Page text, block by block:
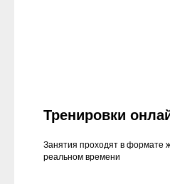
Тренировки
Занятия проходят в формате
реальном времени